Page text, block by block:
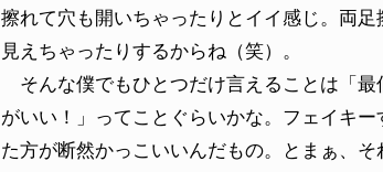
擦れて穴も開いちゃったりとイイ感じ。両
見えちゃったりするからね（笑）。
そんな僕でもひとつだけ言えることは「
がいい！」ってことぐらいかな。フェイキ
た方が断然かっこいいんだもの。とまぁ、